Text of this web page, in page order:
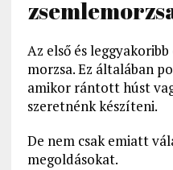
Az első és
morzsa. Ez általában
amikor rántott húst
szeretnénk készíteni.
De nem csak emiatt
megoldásokat.